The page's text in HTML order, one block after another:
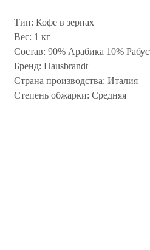
Тип: Кофе в зернах
Вес: 1 кг
Состав: 90% Арабика 10%
Бренд: Hausbrandt
Страна производства: Италия
Степень обжарки: Средняя